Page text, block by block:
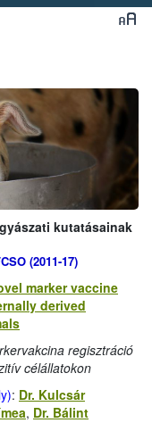
kutatásainak
(2011-17)
marker vaccine
derived
regisztráció
célállatokon
: Dr. Kulcsár
, Dr. Bálint